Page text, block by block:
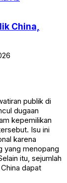
China,
publik di
dugaan
kepemilikan
Isu ini
karena
yang menopang
itu, sejumlah
dapat